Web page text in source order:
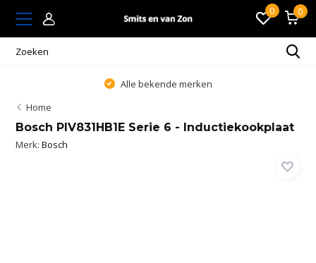
0 0
Alle bekende merken
Home
Bosch PIV831HB1E Serie 6 - Inductiekookplaat
Merk:Bosch